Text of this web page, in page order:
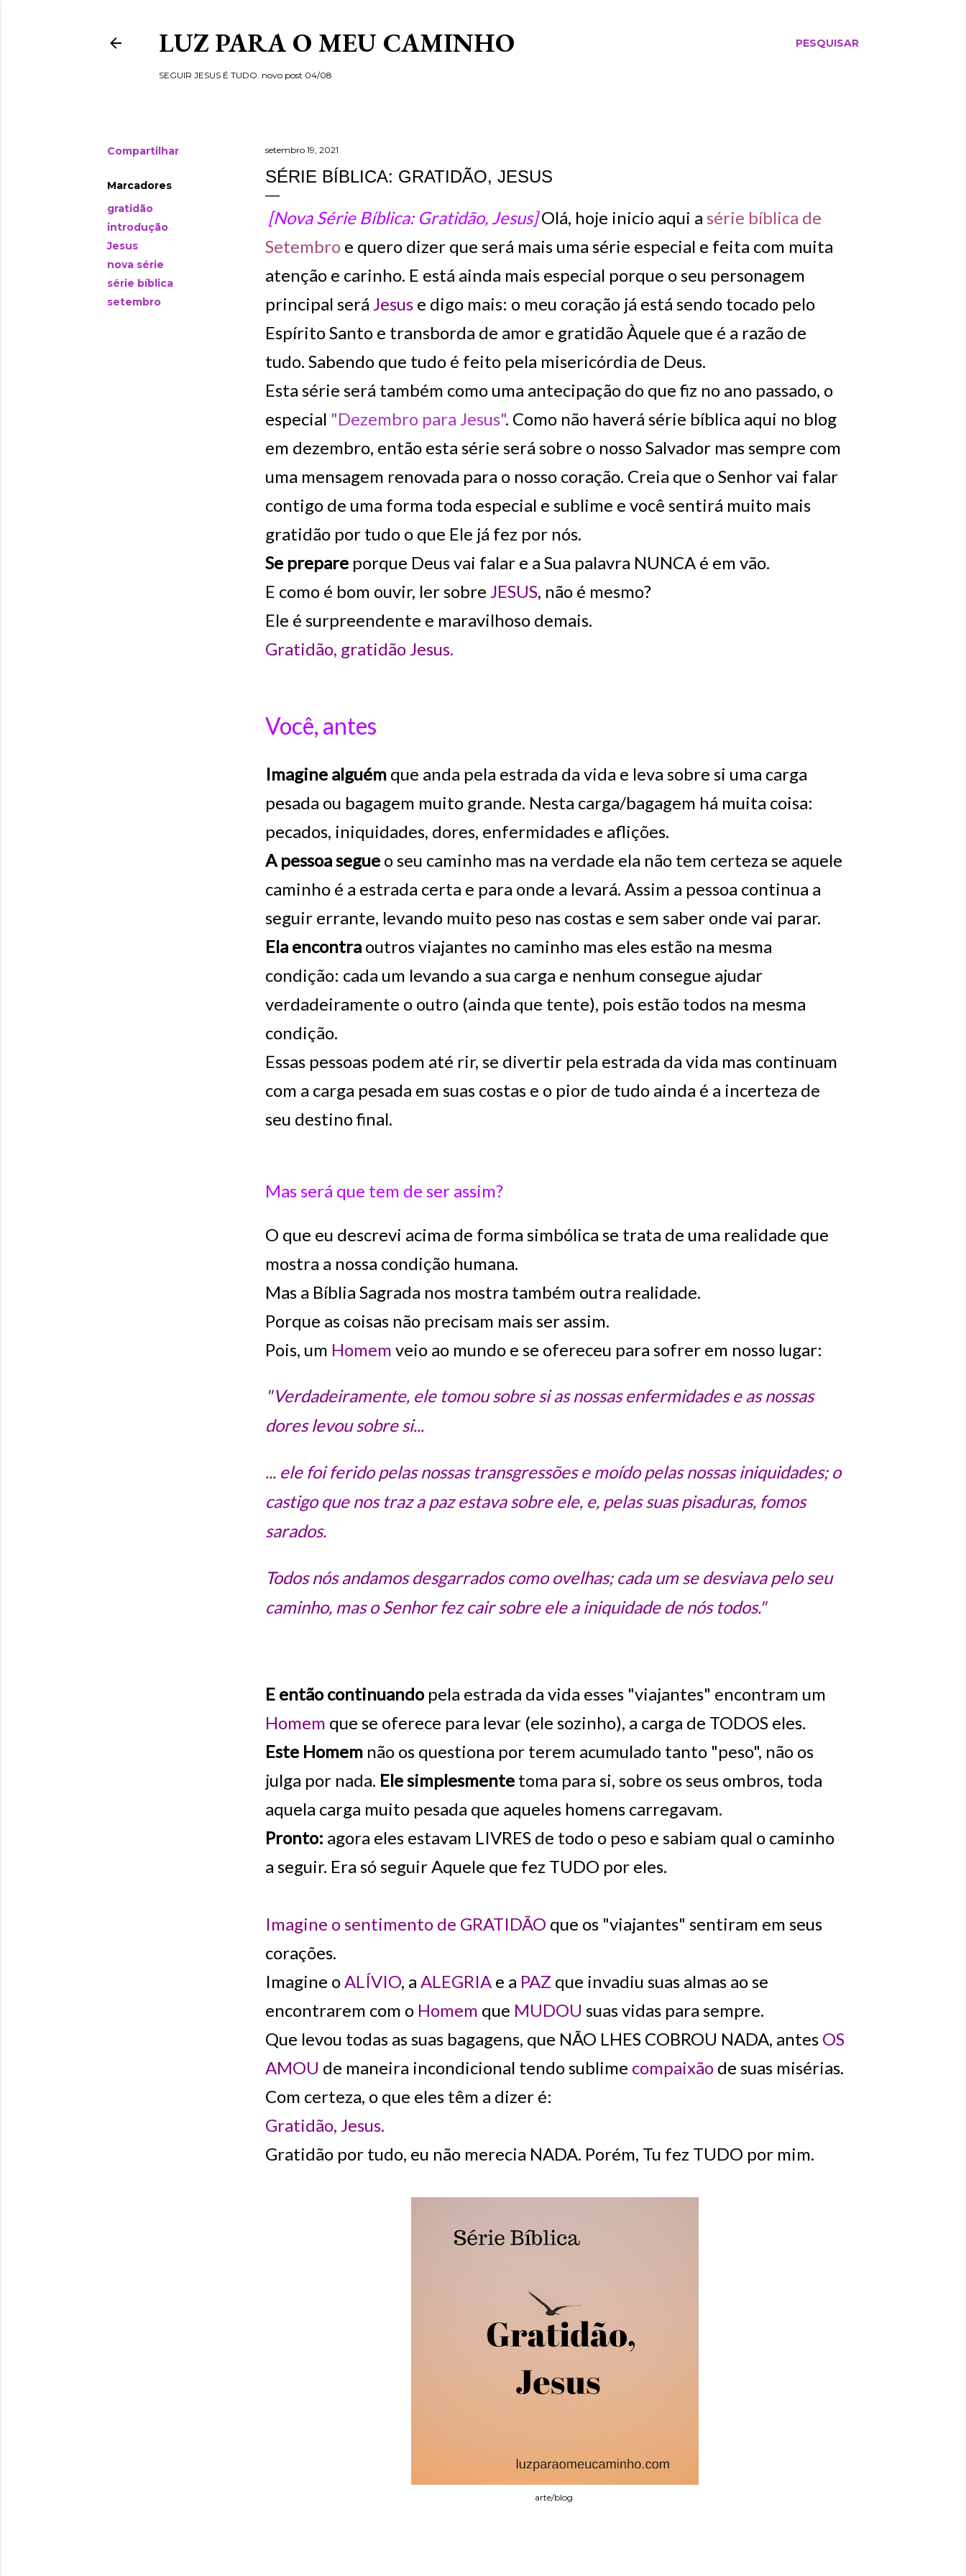
PESQUISAR
LUZ PARA O MEU CAMINHO
SEGUIR JESUS É TUDO. novo post 04/08
Compartilhar
Marcadores
gratidão
introdução
Jesus
nova série
série bíblica
setembro
setembro 19, 2021
SÉRIE BÍBLICA: GRATIDÃO, JESUS
[Nova Série Bíblica: Gratidão, Jesus]Olá, hoje inicio aqui a série bíblica de
Setembro e quero dizer que será mais uma série especial e feita com muita
atenção e carinho. E está ainda mais especial porque o seu personagem
principal será Jesus e digo mais: o meu coração já está sendo tocado pelo
Espírito Santo e transborda de amor e gratidão Àquele que é a razão de
tudo. Sabendo que tudo é feito pela misericórdia de Deus.
Esta série será também como uma antecipação do que fiz no ano passado, o
especial "Dezembro para Jesus". Como não haverá série bíblica aqui no blog
em dezembro, então esta série será sobre o nosso Salvador mas sempre com
uma mensagem renovada para o nosso coração. Creia que o Senhor vai falar
contigo de uma forma toda especial e sublime e você sentirá muito mais
gratidão por tudo o que Ele já fez por nós.
Se prepare porque Deus vai falar e a Sua palavra NUNCA é em vão.
E como é bom ouvir, ler sobre JESUS, não é mesmo?
Ele é surpreendente e maravilhoso demais.
Gratidão, gratidão Jesus.
Você, antes
Imagine alguém que anda pela estrada da vida e leva sobre si uma carga
pesada ou bagagem muito grande. Nesta carga/bagagem há muita coisa:
pecados, iniquidades, dores, enfermidades e aflições.
A pessoa segue o seu caminho mas na verdade ela não tem certeza se aquele
caminho é a estrada certa e para onde a levará. Assim a pessoa continua a
seguir errante, levando muito peso nas costas e sem saber onde vai parar.
Ela encontra outros viajantes no caminho mas eles estão na mesma
condição: cada um levando a sua carga e nenhum consegue ajudar
verdadeiramente o outro (ainda que tente), pois estão todos na mesma
condição.
Essas pessoas podem até rir, se divertir pela estrada da vida mas continuam
com a carga pesada em suas costas e o pior de tudo ainda é a incerteza de
seu destino final.
Mas será que tem de ser assim?
O que eu descrevi acima de forma simbólica se trata de uma realidade que
mostra a nossa condição humana.
Mas a Bíblia Sagrada nos mostra também outra realidade.
Porque as coisas não precisam mais ser assim.
Pois, um Homem veio ao mundo e se ofereceu para sofrer em nosso lugar:
"Verdadeiramente, ele tomou sobre si as nossas enfermidades e as nossas
dores levou sobre si...
... ele foi ferido pelas nossas transgressões e moído pelas nossas iniquidades; o
castigo que nos traz a paz estava sobre ele, e, pelas suas pisaduras, fomos
sarados.
Todos nós andamos desgarrados como ovelhas; cada um se desviava pelo seu
caminho, mas o Senhor fez cair sobre ele a iniquidade de nós todos."
E então continuandopela estrada da vida esses "viajantes" encontram um
Homem que se oferece para levar (ele sozinho), a carga de TODOS eles.
Este Homem não os questiona por terem acumulado tanto "peso", não os
julga por nada. Ele simplesmente toma para si, sobre os seus ombros, toda
aquela carga muito pesada que aqueles homens carregavam.
Pronto: agora eles estavam LIVRES de todo o peso e sabiam qual o caminho
a seguir. Era só seguir Aquele que fez TUDO por eles.
Imagine o sentimento de GRATIDÃO que os "viajantes" sentiram em seus
corações.
Imagine o ALÍVIO, a ALEGRIA e a PAZ que invadiu suas almas ao se
encontrarem com o Homem que MUDOU suas vidas para sempre.
Que levou todas as suas bagagens, que NÃO LHES COBROU NADA, antes OS
AMOU de maneira incondicional tendo sublime compaixão de suas misérias.
Com certeza, o que eles têm a dizer é:
Gratidão, Jesus.
Gratidão por tudo, eu não merecia NADA. Porém, Tu fez TUDO por mim.
arte/blog